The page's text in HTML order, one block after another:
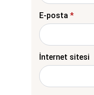
E-posta *
İnternet sitesi